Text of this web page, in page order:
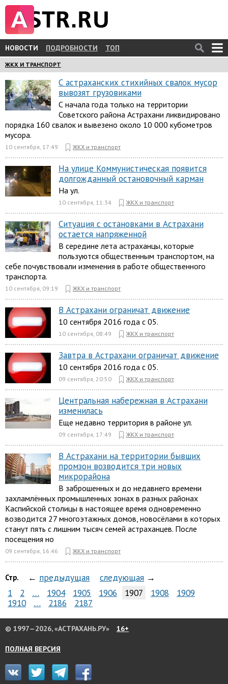
НОВОСТИ ПОДРОБНОСТИ ТОП
ЖКХ И ТРАНСПОРТ
С астраханских стихийных свалок мусор
вывозят грузовиками
С начала года только на территории
Советского района Астрахани ликвидировано
порядка 160 свалок и вывезено около 10 000 кубометров
мусора.
10 сентября, 17:49 ЖКХ и транспорт
На улице Коммунистическая появится
долгожданный остановочный карман
На ул.
10 сентября, 11:34 ЖКХ и транспорт
Ситуация с остановками в Астрахани
остается напряженной
В середине лета астраханцы, которые
пользуются общественным транспортом, на
себе почувствовали изменения в работе общественного
транспорта.
10 сентября, 09:19 ЖКХ и транспорт
В Астрахани ограничат движение
10 сентября 2016 года с 05.
10 сентября, 08:49 ЖКХ и транспорт
Завтра в Астрахани ограничат движение
10 сентября 2016 года с 05.
09 сентября, 20:50 ЖКХ и транспорт
Центральная набережная в Астрахани
изменилась
Еще недавно территория в районе ул.
09 сентября, 17:49 ЖКХ и транспорт
В Астрахани на территории бывших
промзон возводится три новых
микрорайона
В заброшенных и до недавнего времени
захламлённых промышленных зонах в разных районах
Каспийской столицы в настоящее время одновременно
возводится 27 многоэтажных домов, новосёлами в которых
станут пять с лишним тысяч семей астраханцев. После
посещения но
09 сентября, 16:46 ЖКХ и транспорт
Стр. ← предыдущая следующая →
1
2 … 1904 1905 1906 1907 1908
1909
1910
… 2186 2187
© 1997—2026, «АСТРАХАНЬ.РУ» 16+
ПОЛНАЯ ВЕРСИЯ